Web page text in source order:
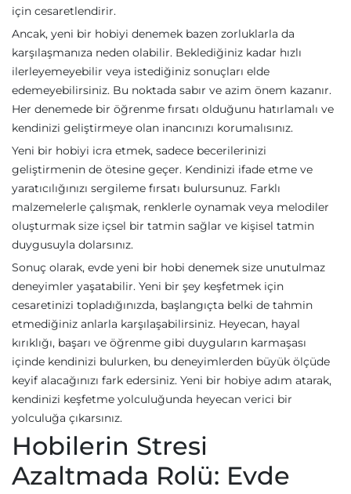
için cesaretlendirir.
Ancak, yeni bir hobiyi denemek bazen zorluklarla da
karşılaşmanıza neden olabilir. Beklediğiniz kadar hızlı
ilerleyemeyebilir veya istediğiniz sonuçları elde
edemeyebilirsiniz. Bu noktada sabır ve azim önem kazanır.
Her denemede bir öğrenme fırsatı olduğunu hatırlamalı ve
kendinizi geliştirmeye olan inancınızı korumalısınız.
Yeni bir hobiyi icra etmek, sadece becerilerinizi
geliştirmenin de ötesine geçer. Kendinizi ifade etme ve
yaratıcılığınızı sergileme fırsatı bulursunuz. Farklı
malzemelerle çalışmak, renklerle oynamak veya melodiler
oluşturmak size içsel bir tatmin sağlar ve kişisel tatmin
duygusuyla dolarsınız.
Sonuç olarak, evde yeni bir hobi denemek size unutulmaz
deneyimler yaşatabilir. Yeni bir şey keşfetmek için
cesaretinizi topladığınızda, başlangıçta belki de tahmin
etmediğiniz anlarla karşılaşabilirsiniz. Heyecan, hayal
kırıklığı, başarı ve öğrenme gibi duyguların karmaşası
içinde kendinizi bulurken, bu deneyimlerden büyük ölçüde
keyif alacağınızı fark edersiniz. Yeni bir hobiye adım atarak,
kendinizi keşfetme yolculuğunda heyecan verici bir
yolculuğa çıkarsınız.
Hobilerin Stresi
Azaltmada Rolü: Evde